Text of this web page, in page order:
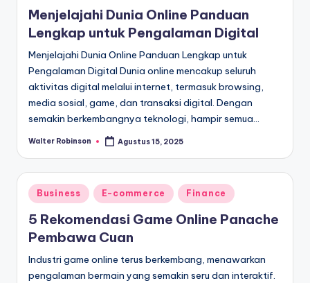
Menjelajahi Dunia Online Panduan
Lengkap untuk Pengalaman Digital
Menjelajahi Dunia Online Panduan Lengkap untuk
Pengalaman Digital Dunia online mencakup seluruh
aktivitas digital melalui internet, termasuk browsing,
media sosial, game, dan transaksi digital. Dengan
semakin berkembangnya teknologi, hampir semua…
Posted
Walter Robinson Agustus 15, 2025
Posted
in
Business E-commerce Finance
5 Rekomendasi Game Online Panache
Pembawa Cuan
Industri game online terus berkembang, menawarkan
pengalaman bermain yang semakin seru dan interaktif.